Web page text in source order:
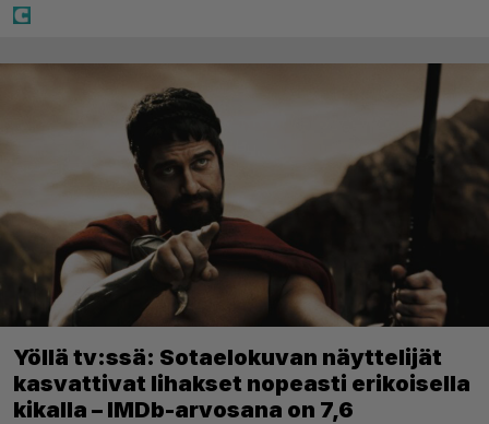
Yöllä tv:ssä: Sotaelokuvan näyttelijät
kasvattivat lihakset nopeasti erikoisella
kikalla – IMDb-arvosana on 7,6